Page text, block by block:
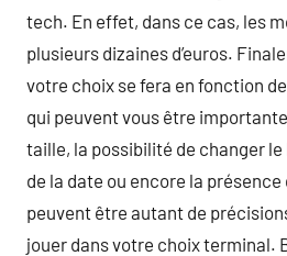
tech. En effet, dans ce cas, les
plusieurs dizaines d’euros.
votre choix se fera en fonction
qui peuvent vous être
taille, la possibilité de changer
de la date ou encore la présence
peuvent être autant de
jouer dans votre choix terminal.